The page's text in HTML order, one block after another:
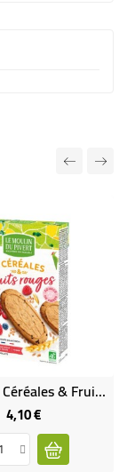
Biscuits 4 Céréales & Fruits Rouges Bio & Vegan
4,10 €Prix